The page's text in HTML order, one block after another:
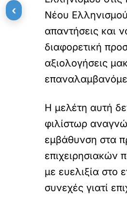
ώ
ε
τ
α
υ
τ
τ
ε
ν
σ
ω
μ
α
ω
Νέου
απαντήσεις και
διαφορετική
αξιολογήσεις
Η μελέτη αυτή
φιλίστωρ
εμβάθυνση στα
επιχειρησιακών
με ευελιξία στο
συνεχές γιατί
‹